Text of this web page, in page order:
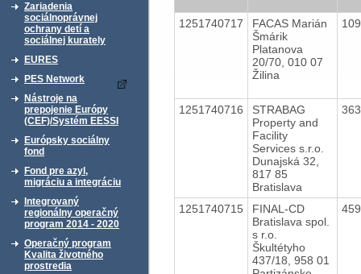
Zariadenia
sociálnoprávnej
ochrany detí a
sociálnej kurately
EURES
PES Network
Nástroje na
prepojenie Európy
(CEF)/Systém EESSI
Európsky sociálny
fond
Fond pre azyl,
migráciu a integráciu
Integrovaný
regionálny operačný
program 2014 - 2020
Operačný program
Kvalita životného
prostredia
1251740717
FACAS Marián
Šmárik
Platanova
20/70, 010 07
Žilina
1251740716
STRABAG
Property and
Facility
Services s.r.o.
Dunajská 32,
817 85
Bratislava
1251740715
FINAL-CD
Bratislava spol.
s r.o.
Škultétyho
437/18, 958 01